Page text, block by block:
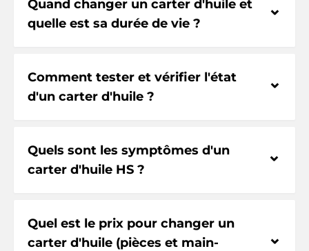
Quand changer un carter d'huile et
quelle est sa durée de vie ?
⌃
Comment tester et vérifier l'état
d'un carter d'huile ?
⌃
Quels sont les symptômes d'un
carter d'huile HS ?
⌃
Quel est le prix pour changer un
carter d'huile (pièces et main-
⌃